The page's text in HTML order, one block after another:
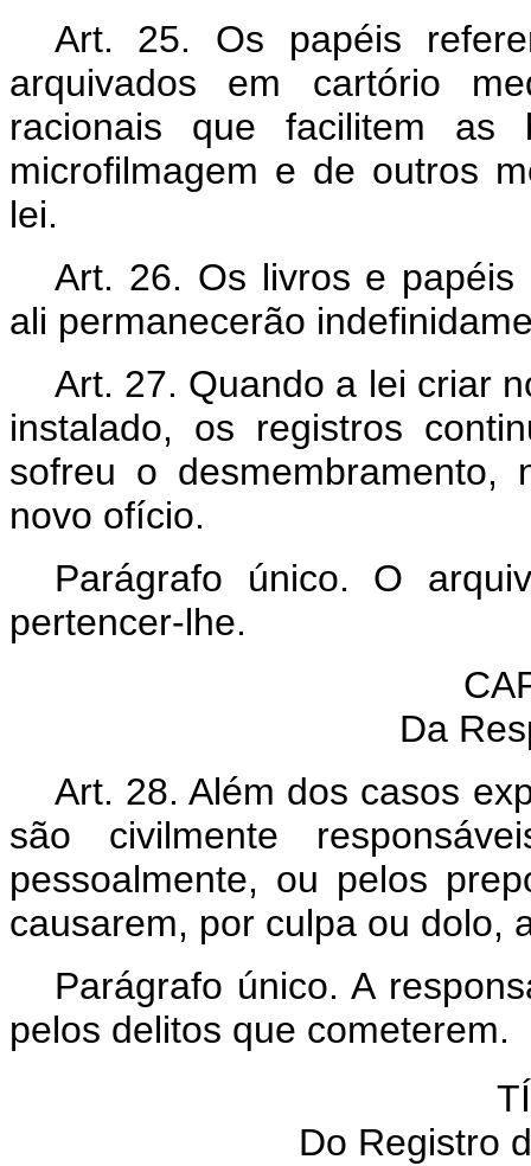
Art. 25. Os papéis
arquivados em cartório
racionais que facilitem as
microfilmagem e de outros
lei.
Art. 26. Os livros e papéis
ali permanecerão
Art. 27. Quando a lei criar
instalado, os registros
sofreu o desmembramento,
novo ofício.
Parágrafo único. O
pertencer-lhe.
Da
Art. 28. Além dos casos
são civilmente
pessoalmente, ou pelos
causarem, por culpa ou dolo,
Parágrafo único. A
pelos delitos que cometerem.
Do Registro